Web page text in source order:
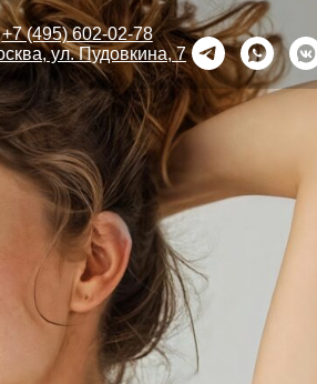
+7 (495) 602-02-78
ул. Пудовкина, 7